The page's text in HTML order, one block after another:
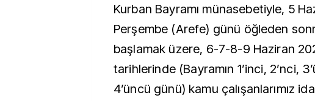
Kurban Bayramı münasebetiyle, 5
Perşembe (Arefe) günü öğleden
başlamak üzere, 6-7-8-9 Haziran
tarihlerinde (Bayramın 1’inci, 2’nci,
4’üncü günü) kamu çalışanlarımız